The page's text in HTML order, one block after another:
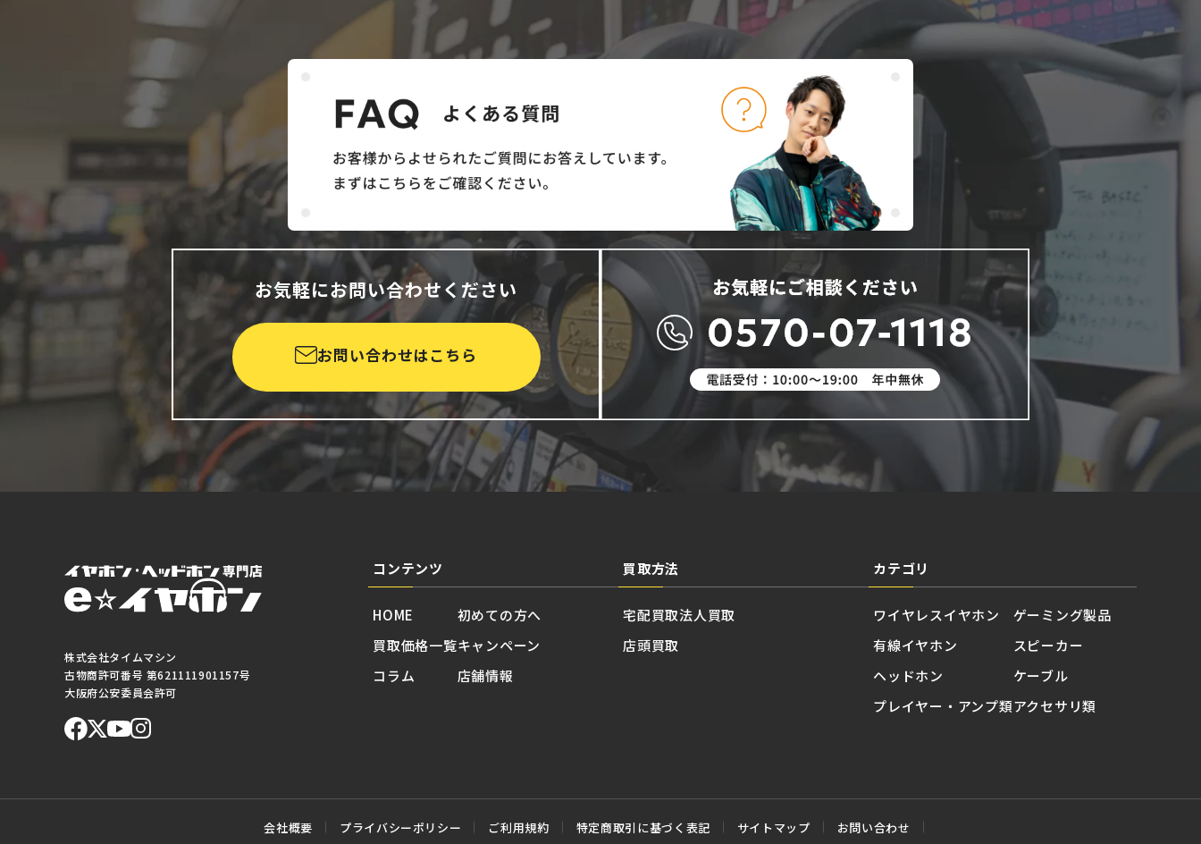
お気軽にお問い合わせください
お問い合わせはこちら
株式会社タイムマシン
古物商許可番号 第621111901157号
大阪府公安委員会許可
コンテンツ
HOME
買取価格一覧
コラム
初めての方へ
キャンペーン
店舗情報
買取方法
宅配買取
店頭買取
法人買取
カテゴリ
ワイヤレスイヤホン
有線イヤホン
ヘッドホン
プレイヤー・アンプ類
ゲーミング製品
スピーカー
ケーブル
アクセサリ類
会社概要 プライバシーポリシー ご利用規約 特定商取引に基づく表記 サイトマップ お問い合わせ